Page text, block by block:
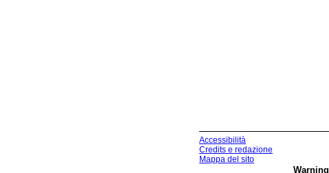
Accessibilità
Credits e redazione
Mappa del sito
Warning